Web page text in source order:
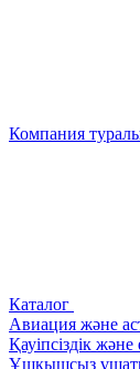
Компания
Каталог
Авиация және
Қауіпсіздік және
Ұшқышсыз